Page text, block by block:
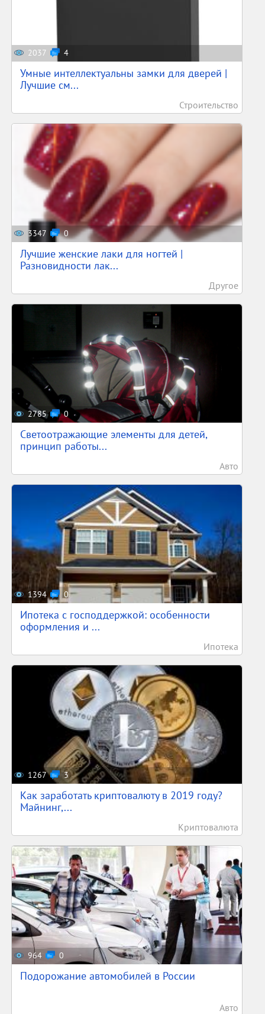
2037 4
Умные интеллектуальны замки для дверей |
Лучшие см...
Строительство
3347 0
Лучшие женские лаки для ногтей |
Разновидности лак...
Другое
2785 0
Светоотражающие элементы для детей,
принцип работы...
Авто
1394 0
Ипотека с господдержкой: особенности
оформления и ...
Ипотека
1267 3
Как заработать криптовалюту в 2019 году?
Майнинг,...
Криптовалюта
964 0
Подорожание автомобилей в России
Авто